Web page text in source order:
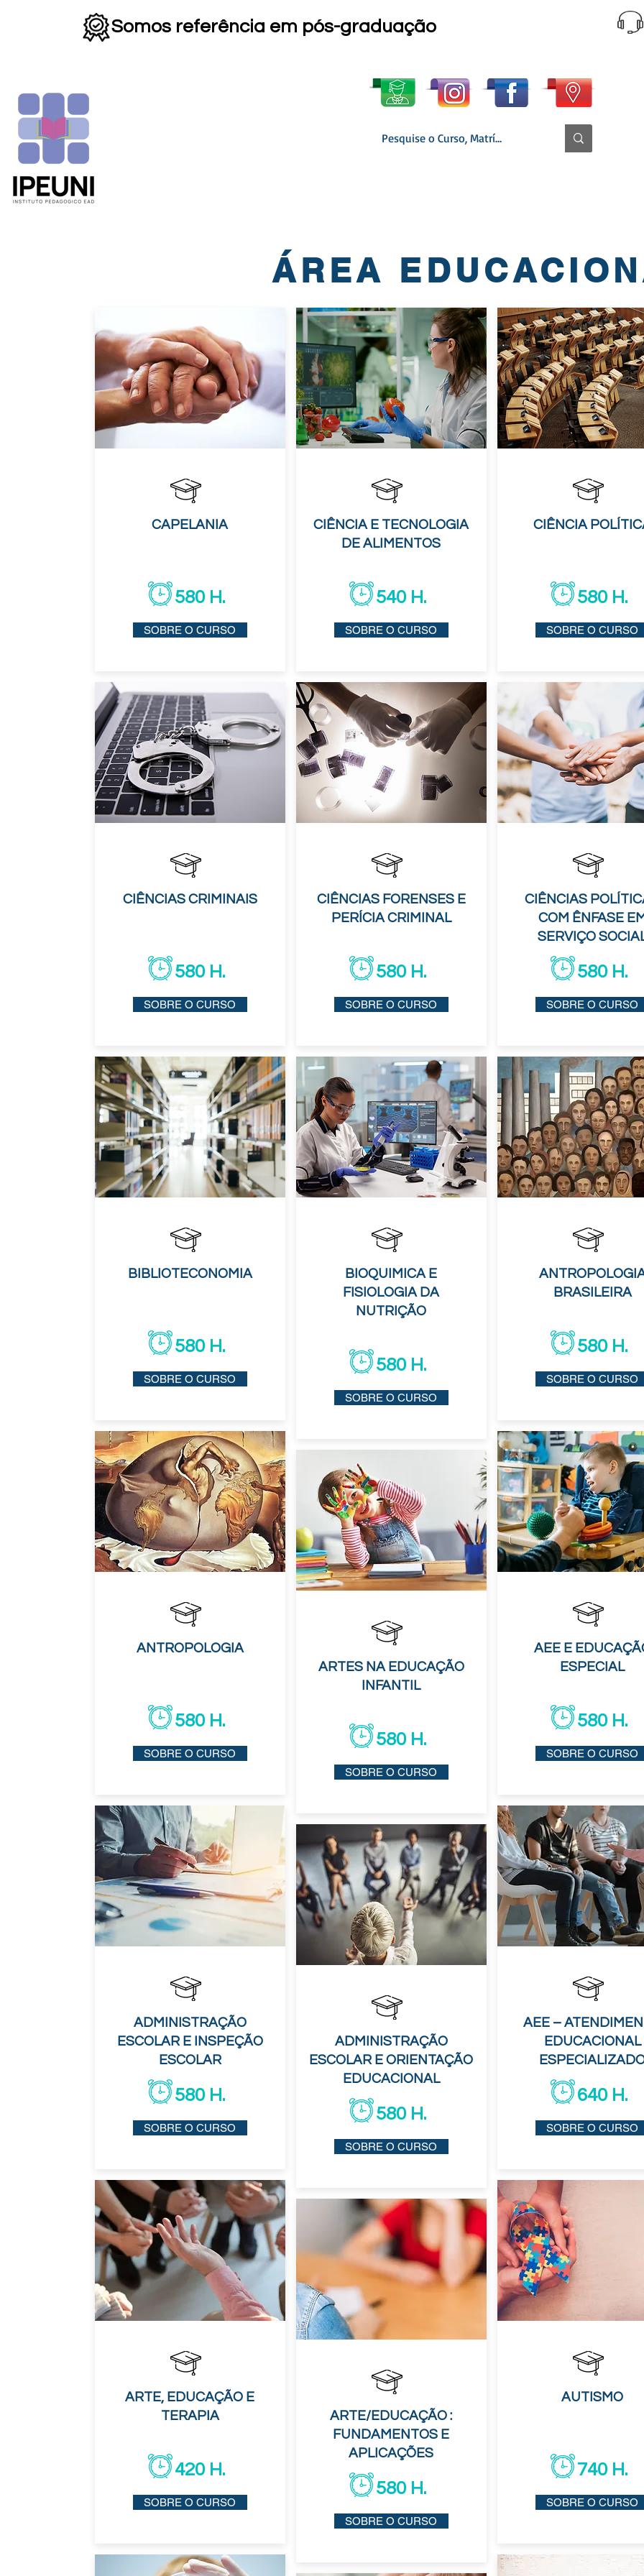
Somos referência em pós-graduação
ÁREA
CAPELANIA
580 H.
SOBRE O CURSO
CIÊNCIAS CRIMINAIS
580 H.
SOBRE O CURSO
BIBLIOTECONOMIA
580 H.
SOBRE O CURSO
ANTROPOLOGIA
580 H.
SOBRE O CURSO
ADMINISTRAÇÃO
ESCOLAR E INSPEÇÃO
ESCOLAR
580 H.
SOBRE O CURSO
ARTE, EDUCAÇÃO E
TERAPIA
420 H.
SOBRE O CURSO
CIÊNCIA E TECNOLOGIA
DE ALIMENTOS
540 H.
SOBRE O CURSO
CIÊNCIAS FORENSES E
PERÍCIA CRIMINAL
580 H.
SOBRE O CURSO
BIOQUIMICA E
FISIOLOGIA DA
NUTRIÇÃO
580 H.
SOBRE O CURSO
ARTES NA EDUCAÇÃO
INFANTIL
580 H.
SOBRE O CURSO
ADMINISTRAÇÃO
ESCOLAR E ORIENTAÇÃO
EDUCACIONAL
580 H.
SOBRE O CURSO
ARTE/EDUCAÇÃO :
FUNDAMENTOS E
APLICAÇÕES
580 H.
SOBRE O CURSO
CIÊNCIA
580 H.
SOBRE O CURSO
CIÊNCIAS
COM ÊNFASE
SERVIÇO
580 H.
SOBRE O CURSO
BRASILEIRA
580 H.
SOBRE O CURSO
​AEE E
ESPECIAL
580 H.
SOBRE O CURSO
AEE –
EDUCACIONAL
640 H.
SOBRE O CURSO
AUTISMO
740 H.
SOBRE O CURSO